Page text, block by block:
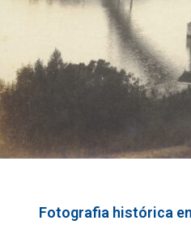
Fotografia histórica